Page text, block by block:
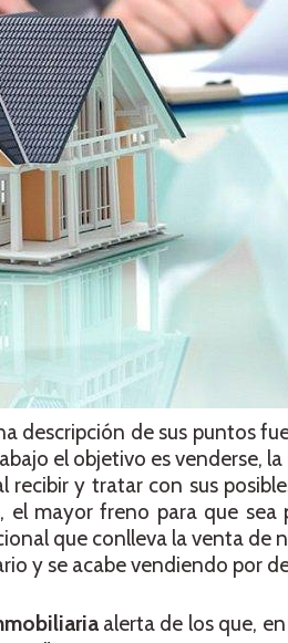
descripción de sus puntos
el objetivo es venderse,
y tratar con sus
el mayor freno para que sea
que conlleva la venta de
y se acabe vendiendo por
alerta de los que,